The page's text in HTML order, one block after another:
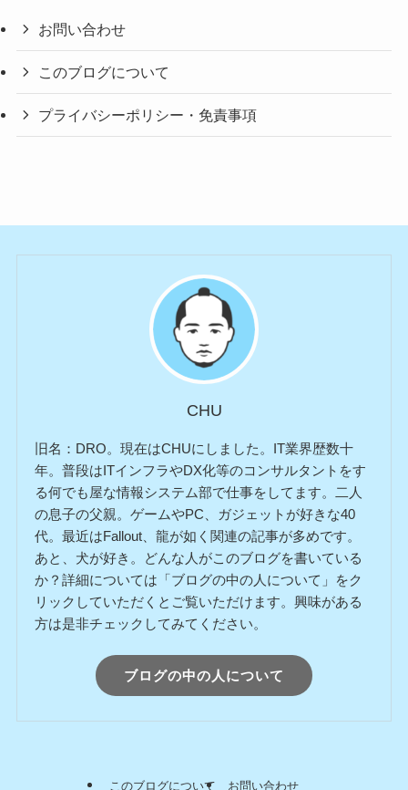
お問い合わせ
このブログについて
プライバシーポリシー・免責事項
CHU
旧名：DRO。現在はCHUにしました。IT業界歴数十
年。普段はITインフラやDX化等のコンサルタントをす
る何でも屋な情報システム部で仕事をしてます。二人
の息子の父親。ゲームやPC、ガジェットが好きな40
代。最近はFallout、龍が如く関連の記事が多めです。
あと、犬が好き。どんな人がこのブログを書いている
か？詳細については「ブログの中の人について」をク
リックしていただくとご覧いただけます。興味がある
方は是非チェックしてみてください。
ブログの中の人について
このブログについて お問い合わせ